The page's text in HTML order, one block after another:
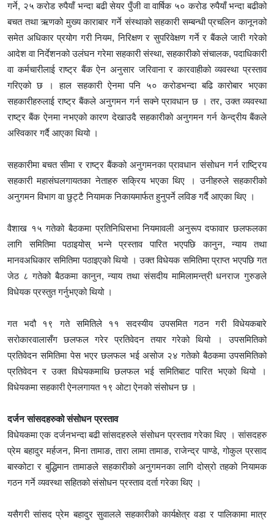
गर्ने, २५ करोड रुपैयाँ भन्दा बढी सेयर पुँजी वा वार्षिक ५० करोड रुपैयाँ भन्दा बढीको
बचत तथा ऋणको मुख्य काराबार गर्ने संस्थाको सहकारी सम्बन्धी प्रचलिन कानूनको
समेत अधिकार प्रयोग गरी नियम, निरिक्षण र सुपरिवेक्षण गर्ने र बैंकले जारी गरेको
आदेश वा निर्देशनको उलंघन गरेमा सहकारी संस्था, सहकारीको संचालक, पदाधिकारी
वा कर्मचारीलाई राष्ट्र बैंक ऐन अनुसार जरिवाना र कारवाहीको व्यवस्था प्रस्ताव
गरिएको छ । हाल सहकारी ऐनमा पनि ५० करोडभन्दा बढि कारोबार भएका
सहकारीहरुलाई राष्ट्र बैंकले अनुगमन गर्न सक्ने प्रावधान छ । तर, उक्त व्यवस्था
राष्ट्र बैंक ऐनमा नभएको कारण देखाउदै सहकारीको अनुगमन गर्न केन्द्रीय बैंकले
अस्विकार गर्दै आएका थियो ।
सहकारीमा बचत सीमा र राष्ट्र बैंकको अनुगमनका प्रावधान संसोधन गर्न राष्ट्रिय
सहकारी महासंघलगायतका नेताहरु सक्रिय भएका थिए । उनीहरुले सहकारीको
अनुगमन विभाग वा छुट्टै नियामक निकायमार्फत हुनुपर्ने लविङ गर्दै आएका थिए ।
वैशाख १५ गतेको बैठकमा प्रतिनिधिसभा नियमावली अनुरूप दफावार छलफलका
लागि समितिमा पठाइयोस् भन्ने प्रस्ताव पारित भएपछि कानुन, न्याय तथा
मानवअधिकार समितिमा पठाइएको थियो । उक्त विधेयक समितिमा प्राप्त भएपछि गत
जेठ ८ गतेको बैठकमा कानुन, न्याय तथा संसदीय मामिलामन्त्री धनराज गुरुङले
विधेयक प्रस्तुत गर्नुभएको थियो ।
गत भदौ १९ गते समितिले ११ सदस्यीय उपसमित गठन गरी विधेयकबारे
सरोकारवालासँग छलफल गरेर प्रतिवेदन तयार गरेको थियो । उपसमितिको
प्रतिवेदन समितिमा पेस भएर छलफल भई असोज २४ गतेको बैठकमा उपसमितिको
प्रतिवेदन र उक्त विधेयकमाथि छलफल भई समितिबाट पारित भएको थियो ।
विधेयकमा सहकारी ऐनलगायत १९ ओटा ऐनको संसोधन छ ।
दर्जन सांसदहरुको संसोधन प्रस्ताव
विधेयकमा एक दर्जनभन्दा बढी सांसदहरुले संसोधन प्रस्ताव गरेका थिए । सांसदहरु
प्रेम बहादुर मर्हजन, मिना तामाङ, तारा लामा तामाङ, राजेन्द्र पाण्डे, गोकुल प्रसाद
बास्कोटा र बुद्धिमान तामाङले सहकारीको अनुगमनका लागि दोस्रो तहको नियामक
गठन गर्ने व्यवस्था सहितको संसोधन प्रस्ताव दर्ता गरेका थिए ।
यसैगरी सांसद प्रेम बहादुर सुवालले सहकारीको कार्यक्षेत्र वडा र पालिकामा मात्र